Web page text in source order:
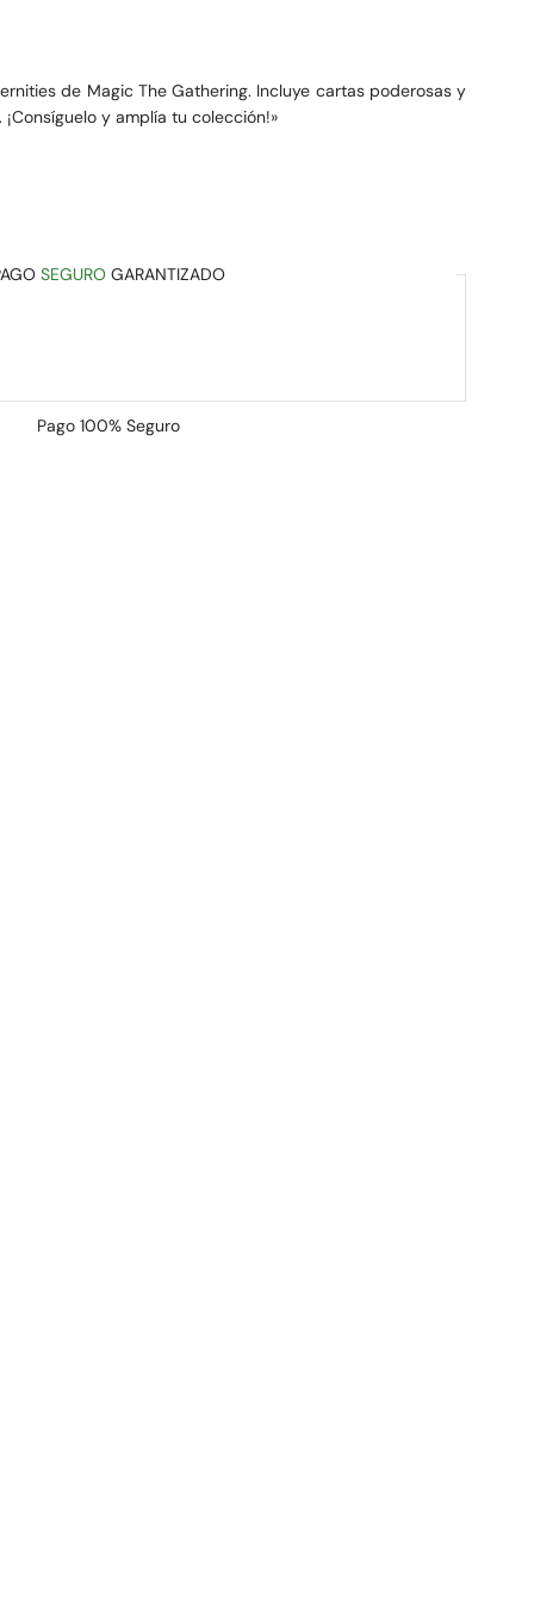
de Magic The Gathering. Incluye cartas poderosas y
y amplía tu colección!»
SEGURO GARANTIZADO
Pago 100% Seguro